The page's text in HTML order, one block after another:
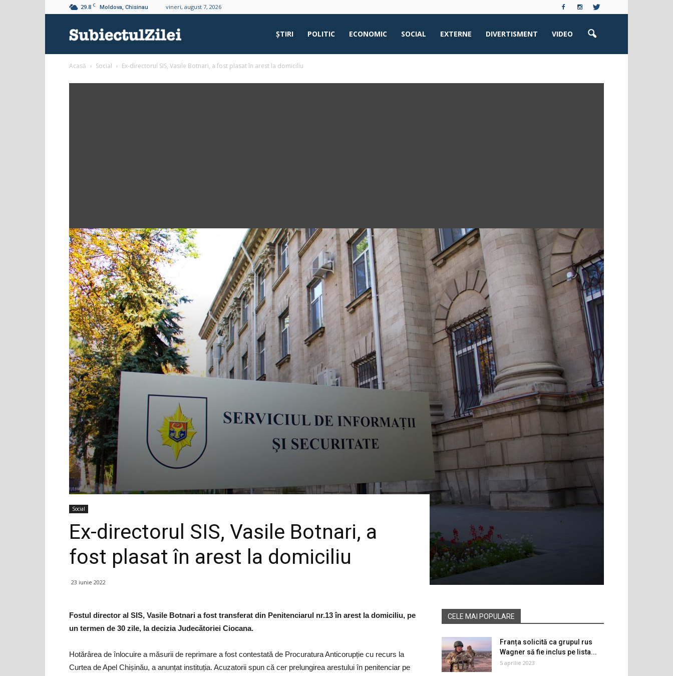
29.8 C Moldova, Chisinau vineri, august 7, 2026
ŞTIRI POLITIC ECONOMIC SOCIAL EXTERNE DIVERTISMENT VIDEO
Acasă Social Ex-directorul SIS, Vasile Botnari, a fost plasat în arest la domiciliu
Social
Ex-directorul SIS, Vasile Botnari, a
fost plasat în arest la domiciliu
23 iunie 2022
Fostul director al SIS, Vasile Botnari a fost transferat din Penitenciarul nr.13 în arest la domiciliu, pe
un termen de 30 zile, la decizia Judecătoriei Ciocana.
Hotărârea de înlocuire a măsurii de reprimare a fost contestată de Procuratura Anticorupție cu recurs la
Curtea de Apel Chișinău, a anunțat instituția. Acuzatorii spun că cer prelungirea arestului în penitenciar pe
CELE MAI POPULARE
Franța solicită ca grupul rus
Wagner să fie inclus pe lista...
5 aprilie 2023